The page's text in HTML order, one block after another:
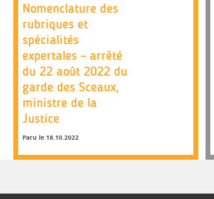
Nomenclature des
rubriques et
spécialités
expertales – arrêté
du 22 août 2022 du
garde des Sceaux,
ministre de la
Justice
Paru le 18.10.2022